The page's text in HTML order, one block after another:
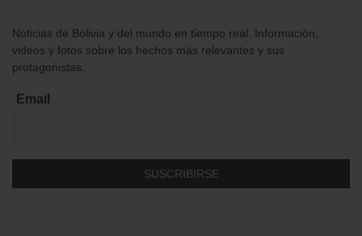
Noticias de Bolivia y del mundo en tiempo real. Información,
videos y fotos sobre los hechos más relevantes y sus
protagonistas.
Email